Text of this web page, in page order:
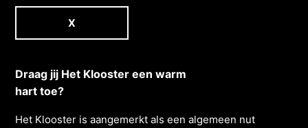
X
Draag jij Het Klooster een warm
hart toe?
Het Klooster is aangemerkt als een algemeen nut